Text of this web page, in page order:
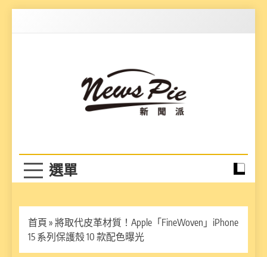
首頁 » 將取代皮革材質！Apple「FineWoven」iPhone
15 系列保護殼 10 款配色曝光